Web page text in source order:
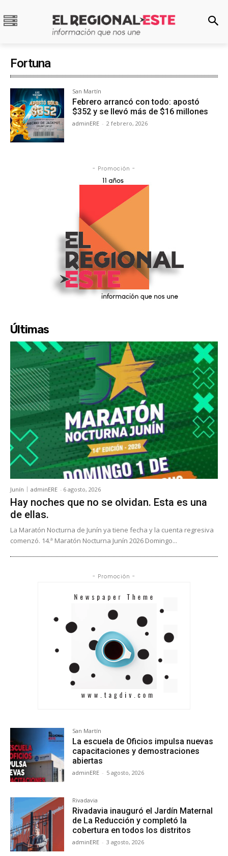
Fortuna
San Martín
Febrero arrancó con todo: apostó
$352 y se llevó más de $16 millones
adminERE - 2 febrero, 2026
- Promoción -
Últimas
Junín adminERE - 6 agosto, 2026
Hay noches que no se olvidan. Esta es una
de ellas.
La Maratón Nocturna de Junín ya tiene fecha y la cuenta regresiva
comenzó. 14.ª Maratón Nocturna Junín 2026 Domingo...
- Promoción -
San Martín
La escuela de Oficios impulsa nuevas
capacitaciones y demostraciones
abiertas
adminERE - 5 agosto, 2026
Rivadavia
Rivadavia inauguró el Jardín Maternal
de La Reducción y completó la
cobertura en todos los distritos
adminERE - 3 agosto, 2026